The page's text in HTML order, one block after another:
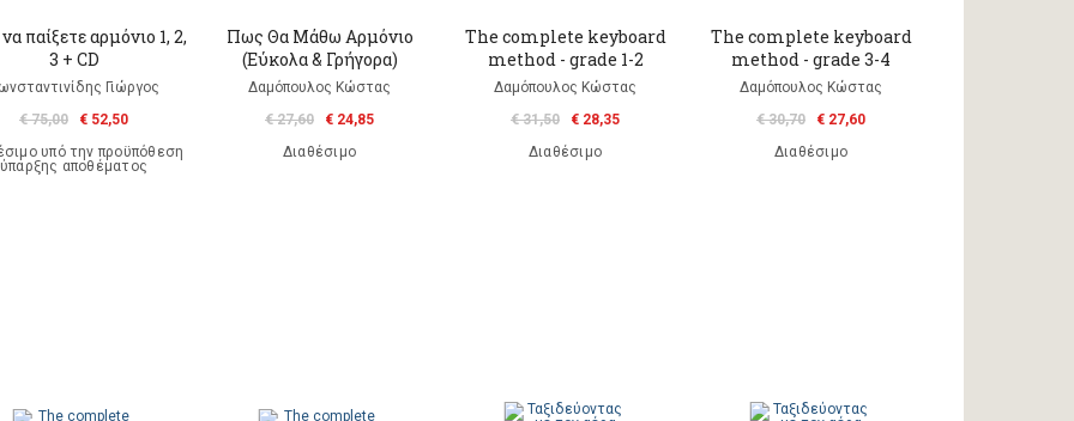
παίξετε αρμόνιο 1, 2,
3 + CD
Γιώργος
€ 75,00
€ 52,50
υπό την προϋπόθεση
ύπαρξης αποθέματος
Πως Θα Mάθω Αρμόνιο
(Εύκολα & Γρήγορα)
Δαμόπουλος Κώστας
€ 27,60
€ 24,85
Διαθέσιμο
The complete keyboard
method - grade 1-2
Δαμόπουλος Κώστας
€ 31,50
€ 28,35
Διαθέσιμο
The complete keyboard
method - grade 3-4
Δαμόπουλος Κώστας
€ 30,70
€ 27,60
Διαθέσιμο